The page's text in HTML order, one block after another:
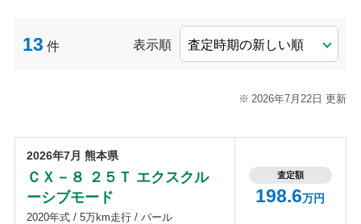
13 件 表示順
2026年7月22日 更新
2026年7月 熊本県
ＣＸ－８ ２５Ｔ エクスクル
ーシブモード
2020年式 / 5万km走行 / パール
査定額
198.6万円